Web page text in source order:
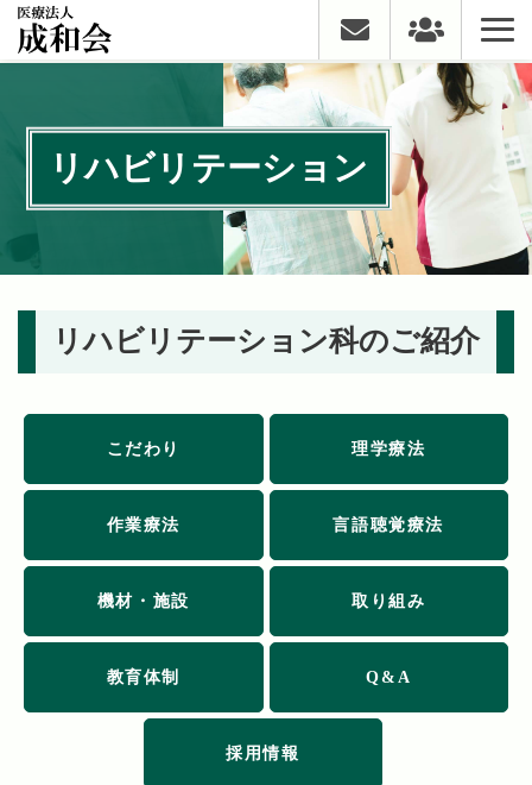
リハビリテーション
リハビリテーション科のご紹介
こだわり 理学療法
作業療法 言語聴覚療法
機材・施設 取り組み
教育体制 Q&A
採用情報